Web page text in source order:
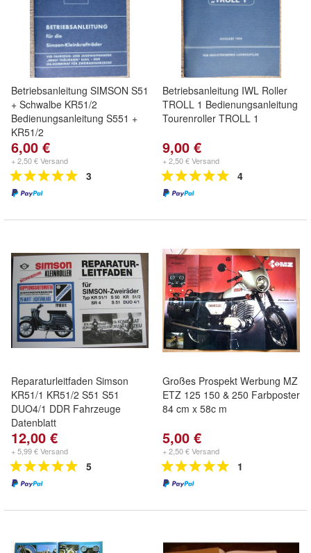
Betriebsanleitung SIMSON S51
+ Schwalbe KR51/2
Bedienungsanleitung S551 +
KR51/2
6,00 €
+ 2,50 € Versand
3
Betriebsanleitung IWL Roller
TROLL 1 Bedienungsanleitung
Tourenroller TROLL 1
9,00 €
+ 2,50 € Versand
4
Reparaturleitfaden Simson
KR51/1 KR51/2 S51 S51
DUO4/1 DDR Fahrzeuge
Datenblatt
12,00 €
+ 5,99 € Versand
5
Großes Prospekt Werbung MZ
ETZ 125 150 & 250 Farbposter
84 cm x 58c m
5,00 €
+ 2,50 € Versand
1